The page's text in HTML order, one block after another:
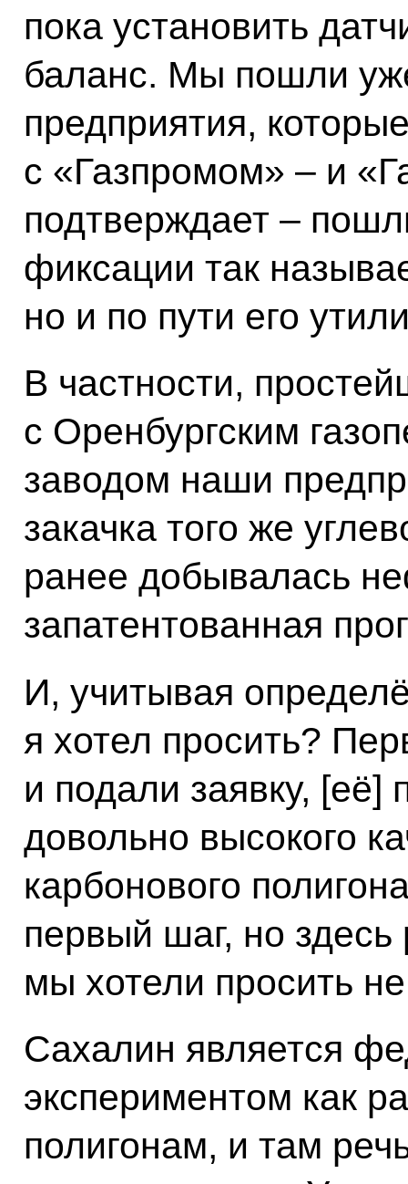
пока установить
баланс. Мы пошли
предприятия,
с «Газпромом» – и
подтверждает –
фиксации так
но и по пути его
В частности,
с Оренбургским
заводом наши
закачка того же
ранее добывалась
запатентованная
И, учитывая
я хотел просить?
и подали заявку, [её]
довольно высокого
карбонового
первый шаг, но здесь
мы хотели просить
Сахалин является
экспериментом как
полигонам, и там